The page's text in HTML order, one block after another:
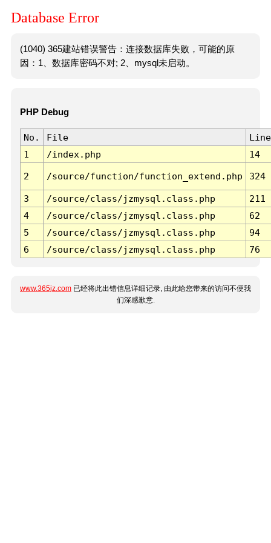
Database Error
(1040) 365建站错误警告：连接数据库失败，可能的原
因：1、数据库密码不对; 2、mysql未启动。
PHP Debug
No. File
Line
1
/index.php 14
2 /source/function/function_extend.php 324
3 /source/class/jzmysql.class.php
211
4
/source/class/jzmysql.class.php
62
5
/source/class/jzmysql.class.php
94
6
/source/class/jzmysql.class.php 76
www.365jz.com 已经将此出错信息详细记录, 由此给您带来的访问不便我
们深感歉意.